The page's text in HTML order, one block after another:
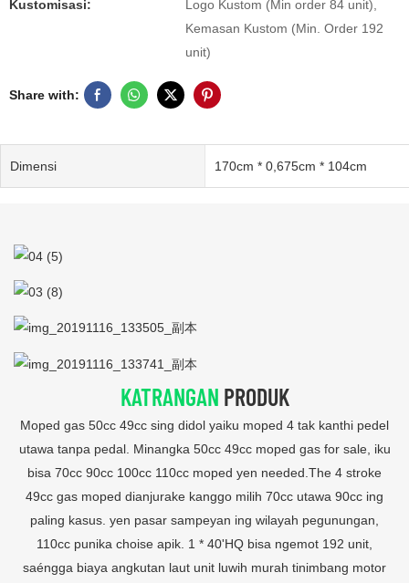
Kustomisasi:
Logo Kustom (Min order 84 unit),
Kemasan Kustom (Min. Order 192
unit)
Share with:
Dimensi 170cm * 0,675cm * 104cm
KATRANGAN PRODUK
Moped gas 50cc 49cc sing didol yaiku moped 4 tak kanthi pedel
utawa tanpa pedal. Minangka 50cc 49cc moped gas for sale, iku
bisa 70cc 90cc 100cc 110cc moped yen needed.The 4 stroke
49cc gas moped dianjurake kanggo milih 70cc utawa 90cc ing
paling kasus. yen pasar sampeyan ing wilayah pegunungan,
110cc punika choise apik. 1 * 40'HQ bisa ngemot 192 unit,
saéngga biaya angkutan laut unit luwih murah tinimbang motor